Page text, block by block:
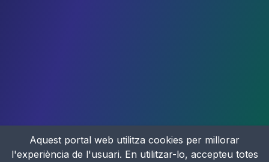
Aquest portal web utilitza cookies per millorar
l'experiència de l'usuari. En utilitzar-lo, accepteu totes